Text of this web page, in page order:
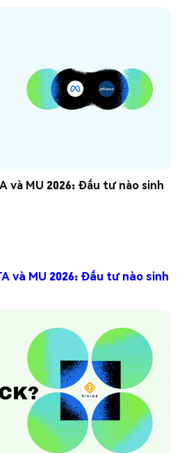
và MU 2026: Đầu tư nào sinh
và MU 2026: Đầu tư nào sinh